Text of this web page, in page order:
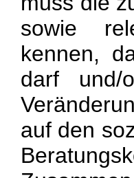
sowie
kennen,
darf und/
auf den